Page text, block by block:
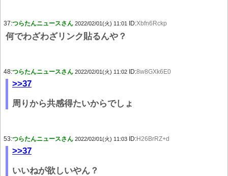
37:つらたんニュースさん 2022/02/01(火) 11:01 ID:Xbfn6Rckp
何でわざわざリンク貼るんや？
48:つらたんニュースさん 2022/02/01(火) 11:02 ID:8w8GXk6E0
>>37
周りから共感得たいからでしょ
53:つらたんニュースさん 2022/02/01(火) 11:03 ID:H26BrRZ+d
>>37
いいねが欲しいやん？